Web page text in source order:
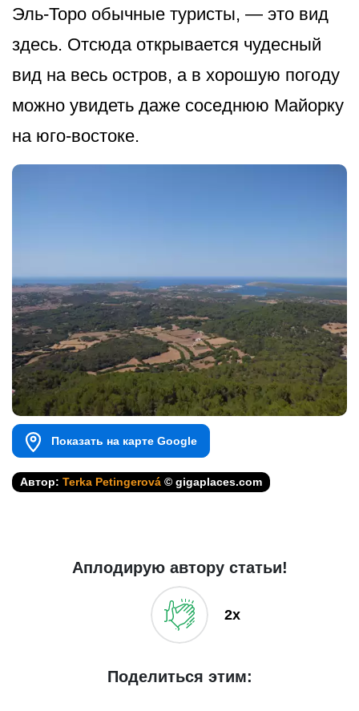
Эль-Торо обычные туристы, — это вид
здесь. Отсюда открывается чудесный
вид на весь остров, а в хорошую погоду
можно увидеть даже соседнюю Майорку
на юго-востоке.
Показать на карте Google
Автор: Terka Petingerová © gigaplaces.com
Аплодирую автору статьи!
2x
Поделиться этим: